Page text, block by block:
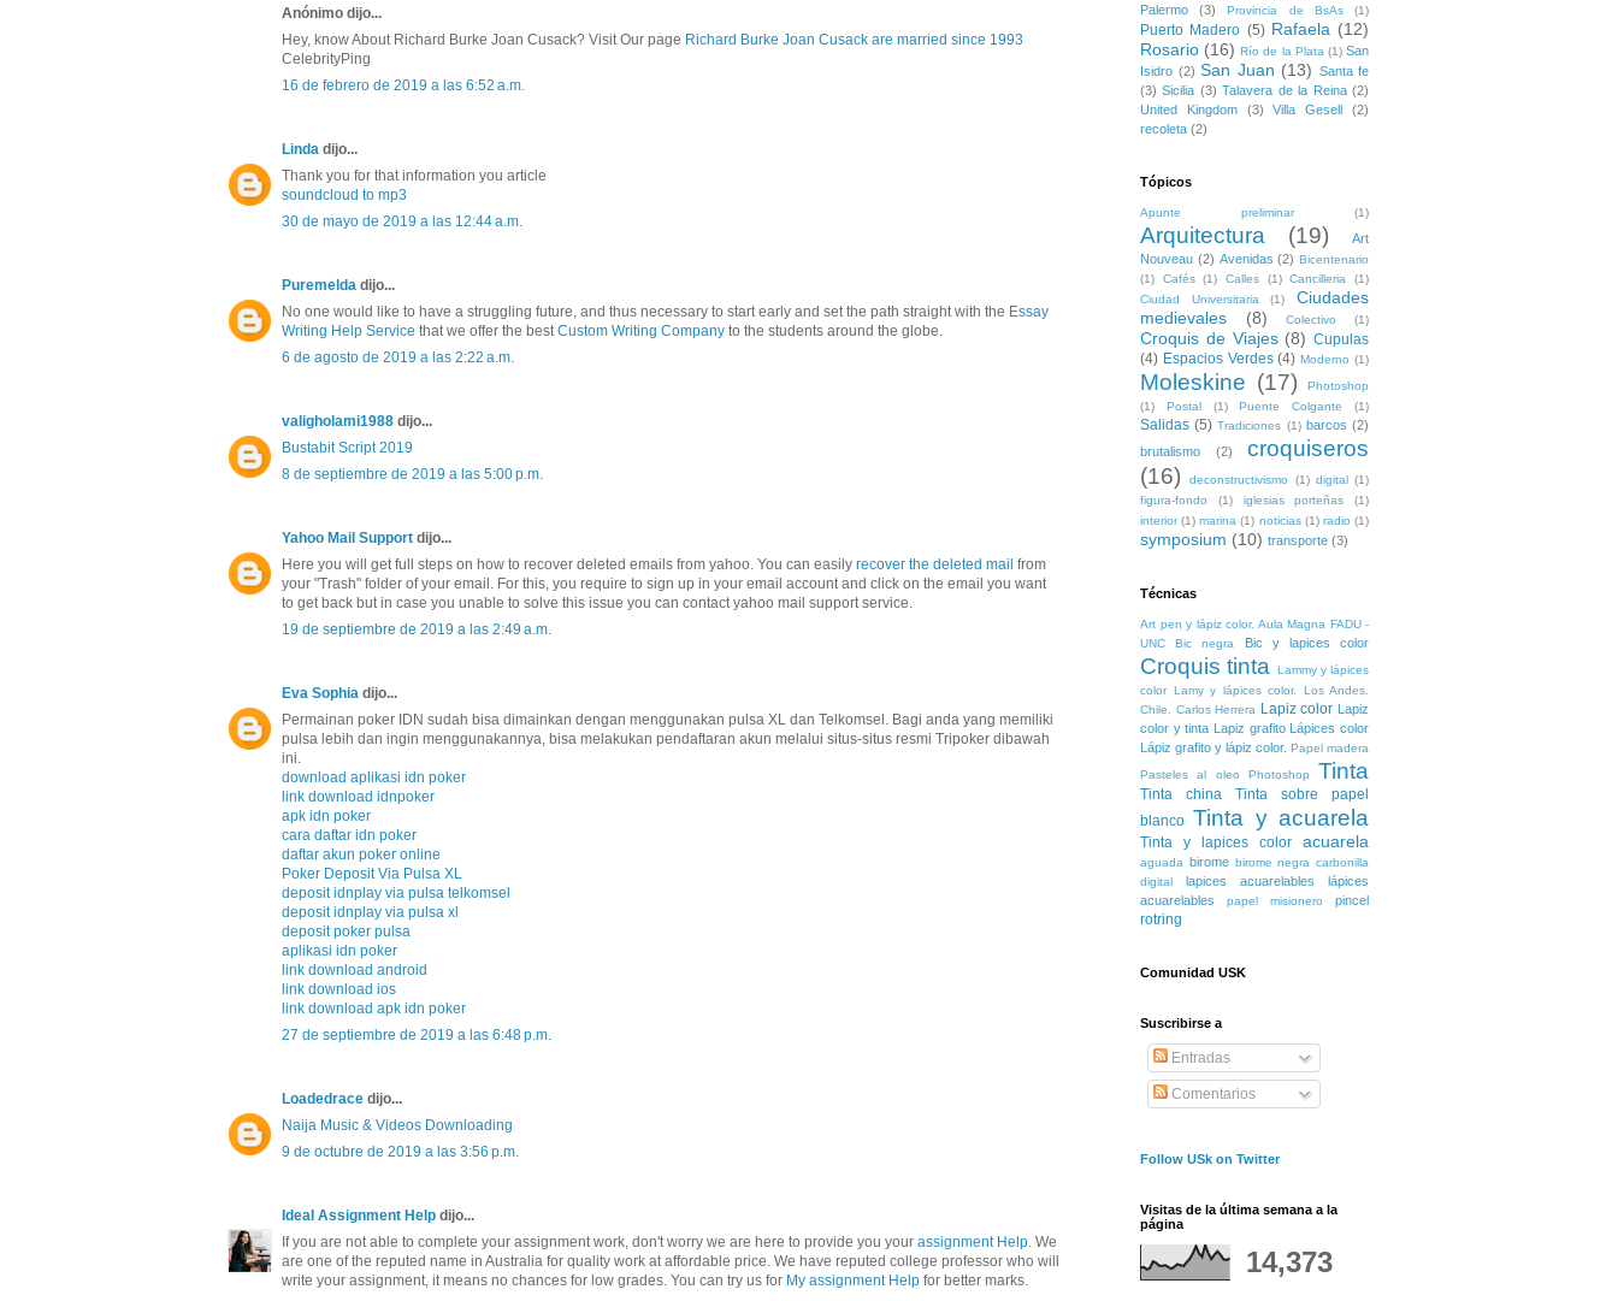
Anónimo dijo...
Hey, know About Richard Burke Joan Cusack? Visit Our page Richard Burke Joan Cusack are married since 1993
CelebrityPing
16 de febrero de 2019 a las 6:52 a.m.
Linda dijo...
Thank you for that information you article
soundcloud to mp3
30 de mayo de 2019 a las 12:44 a.m.
Puremelda dijo...
No one would like to have a struggling future, and thus necessary to start early and set the path straight with the Essay
Writing Help Service that we offer the bestCustom Writing Company to the students around the globe.
6 de agosto de 2019 a las 2:22 a.m.
valigholami1988 dijo...
Bustabit Script 2019
8 de septiembre de 2019 a las 5:00 p.m.
Yahoo Mail Support dijo...
Here you will get full steps on how to recover deleted emails from yahoo. You can easily recover the deleted mail from
your "Trash" folder of your email. For this, you require to sign up in your email account and click on the email you want
to get back but in case you unable to solve this issue you can contact yahoo mail support service.
19 de septiembre de 2019 a las 2:49 a.m.
Eva Sophia dijo...
Permainan poker IDN sudah bisa dimainkan dengan menggunakan pulsa XL dan Telkomsel. Bagi anda yang memiliki
pulsa lebih dan ingin menggunakannya, bisa melakukan pendaftaran akun melalui situs-situs resmi Tripoker dibawah
ini.
download aplikasi idn poker
link download idnpoker
apk idn poker
cara daftar idn poker
daftar akun poker online
Poker Deposit Via Pulsa XL
deposit idnplay via pulsa telkomsel
deposit idnplay via pulsa xl
deposit poker pulsa
aplikasi idn poker
link download android
link download ios
link download apk idn poker
27 de septiembre de 2019 a las 6:48 p.m.
Loadedrace dijo...
Naija Music & Videos Downloading
9 de octubre de 2019 a las 3:56 p.m.
Ideal Assignment Help dijo...
If you are not able to complete your assignment work, don't worry we are here to provide you your assignment Help. We
are one of the reputed name in Australia for quality work at affordable price. We have reputed college professor who will
write your assignment, it means no chances for low grades. You can try us for My assignment Help for better marks.
Palermo (3) Provincia de BsAs (1)
Puerto Madero (5) Rafaela (12)
Rosario (16) Río de la Plata (1) San
Isidro (2) San Juan (13) Santa fe
(3) Sicilia (3) Talavera de la Reina (2)
United Kingdom
(3) Villa Gesell
(2)
recoleta (2)
Tópicos
Apunte preliminar (1)
Arquitectura (19)
Art
Nouveau (2) Avenidas (2) Bicentenario
(1)
Cafés (1) Calles (1) Cancilleria
(1)
Ciudad Universitaria
(1)
Ciudades
medievales
(8) Colectivo (1)
Croquis de Viajes (8) Cupulas
(4) Espacios Verdes (4) Moderno (1)
Moleskine (17)
Photoshop
(1)
Postal (1) Puente Colgante (1)
Salidas (5) Tradiciones (1) barcos (2)
brutalismo
(2)
croquiseros
(16)
deconstructivismo (1) digital
(1)
figura-fondo
(1) iglesias porteñas
(1)
interior (1) marina (1) noticias (1) radio (1)
symposium (10) transporte (3)
Técnicas
Art pen y lápiz color. Aula Magna FADU -
UNC
Bic negra Bic y lapices color
Croquis tinta
Lammy y lápices
color
Lamy y lápices color. Los Andes.
Chile. Carlos Herrera Lapiz color
Lapiz
color y tinta
Lapiz grafito
Lápices color
Lápiz grafito y lápiz color. Papel madera
Pasteles al oleo
Photoshop Tinta
Tinta china
Tinta sobre papel
blanco Tinta y acuarela
Tinta y lapices color acuarela
aguada birome birome negra carbonilla
digital
lapices acuarelables
lápices
acuarelables
papel misionero pincel
rotring
Comunidad USK
Suscribirse a
Entradas
Comentarios
Follow USk on Twitter
Visitas de la última semana a la
página
14,373